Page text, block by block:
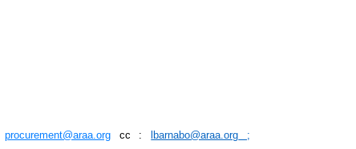
procurement@araa.orgcc :lbarnabo@araa.org ;